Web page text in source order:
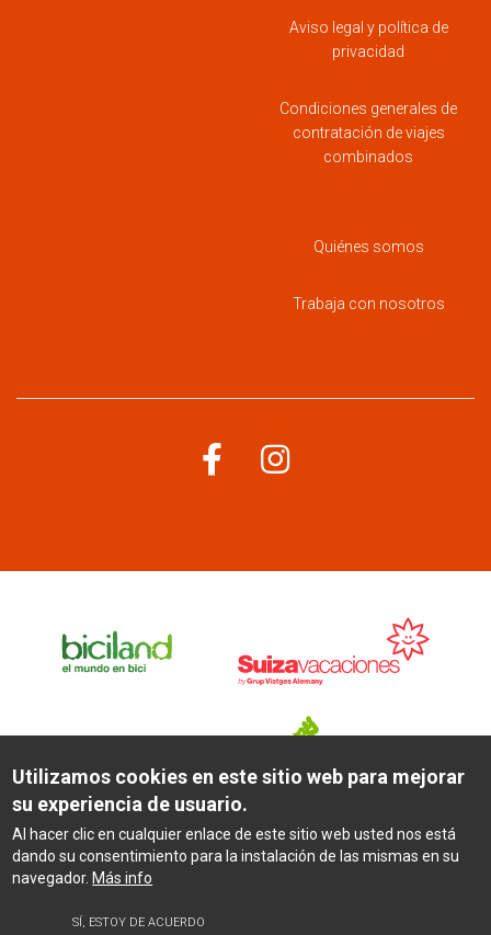
Aviso legal y política de
privacidad
Condiciones generales de
contratación de viajes
combinados
Quiénes somos
Trabaja con nosotros
Menú
corporativo
SWISS TRAINS
Utilizamos cookies en este sitio web para mejorar
su experiencia de usuario.
Al hacer clic en cualquier enlace de este sitio web usted nos está
dando su consentimiento para la instalación de las mismas en su
navegador. Más info
SÍ, ESTOY DE ACUERDO